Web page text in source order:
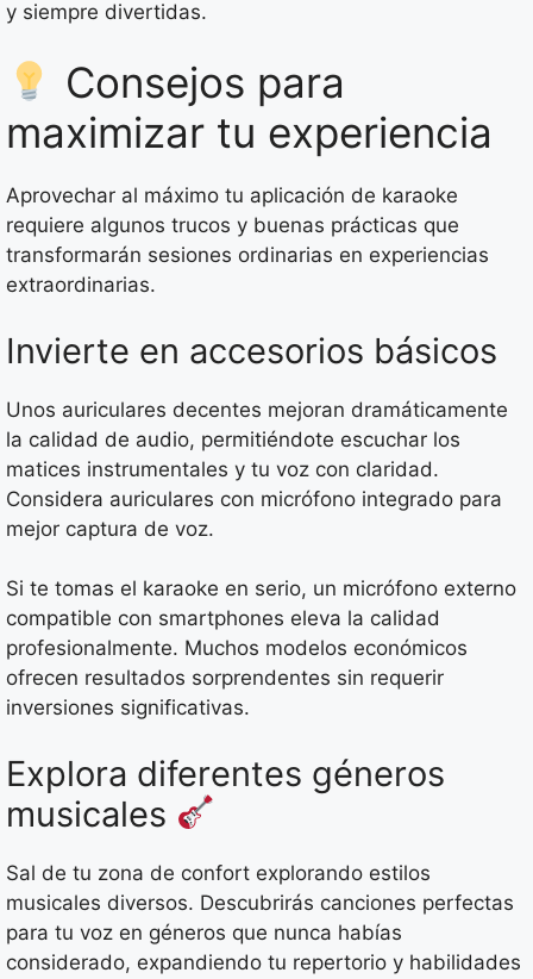
y siempre divertidas.
Consejos para
maximizar tu experiencia
Aprovechar al máximo tu aplicación de karaoke
requiere algunos trucos y buenas prácticas que
transformarán sesiones ordinarias en experiencias
extraordinarias.
Invierte en accesorios básicos
Unos auriculares decentes mejoran dramáticamente
la calidad de audio, permitiéndote escuchar los
matices instrumentales y tu voz con claridad.
Considera auriculares con micrófono integrado para
mejor captura de voz.
Si te tomas el karaoke en serio, un micrófono externo
compatible con smartphones eleva la calidad
profesionalmente. Muchos modelos económicos
ofrecen resultados sorprendentes sin requerir
inversiones significativas.
Explora diferentes géneros
musicales
Sal de tu zona de confort explorando estilos
musicales diversos. Descubrirás canciones perfectas
para tu voz en géneros que nunca habías
considerado, expandiendo tu repertorio y habilidades